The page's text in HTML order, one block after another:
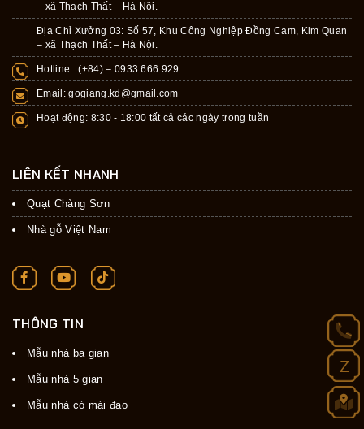
– xã Thạch Thất – Hà Nội.
Địa Chỉ Xưởng 03: Số 57, Khu Công Nghiệp Đồng Cam, Kim Quan
– xã Thạch Thất – Hà Nội.
Hotline : (+84) – 0933.666.929
Email:gogiang.kd@gmail.com
Hoạt động: 8:30 - 18:00 tất cả các ngày trong tuần
LIÊN KẾT NHANH
Quạt Chàng Sơn
Nhà gỗ Việt Nam
THÔNG TIN
Mẫu nhà ba gian
Mẫu nhà 5 gian
Mẫu nhà có mái đao
Z